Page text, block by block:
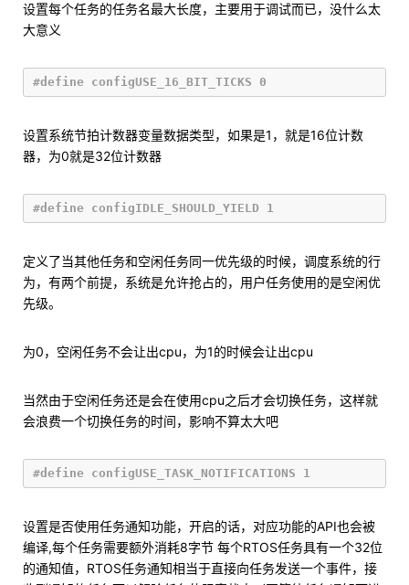
设置每个任务的任务名最大长度，主要用于调试而已，没什么太
大意义
设置系统节拍计数器变量数据类型，如果是1，就是16位计数
器，为0就是32位计数器
定义了当其他任务和空闲任务同一优先级的时候，调度系统的行
为，有两个前提，系统是允许抢占的，用户任务使用的是空闲优
先级。
为0，空闲任务不会让出cpu，为1的时候会让出cpu
当然由于空闲任务还是会在使用cpu之后才会切换任务，这样就
会浪费一个切换任务的时间，影响不算太大吧
设置是否使用任务通知功能，开启的话，对应功能的API也会被
编译,每个任务需要额外消耗8字节 每个RTOS任务具有一个32位
的通知值，RTOS任务通知相当于直接向任务发送一个事件，接